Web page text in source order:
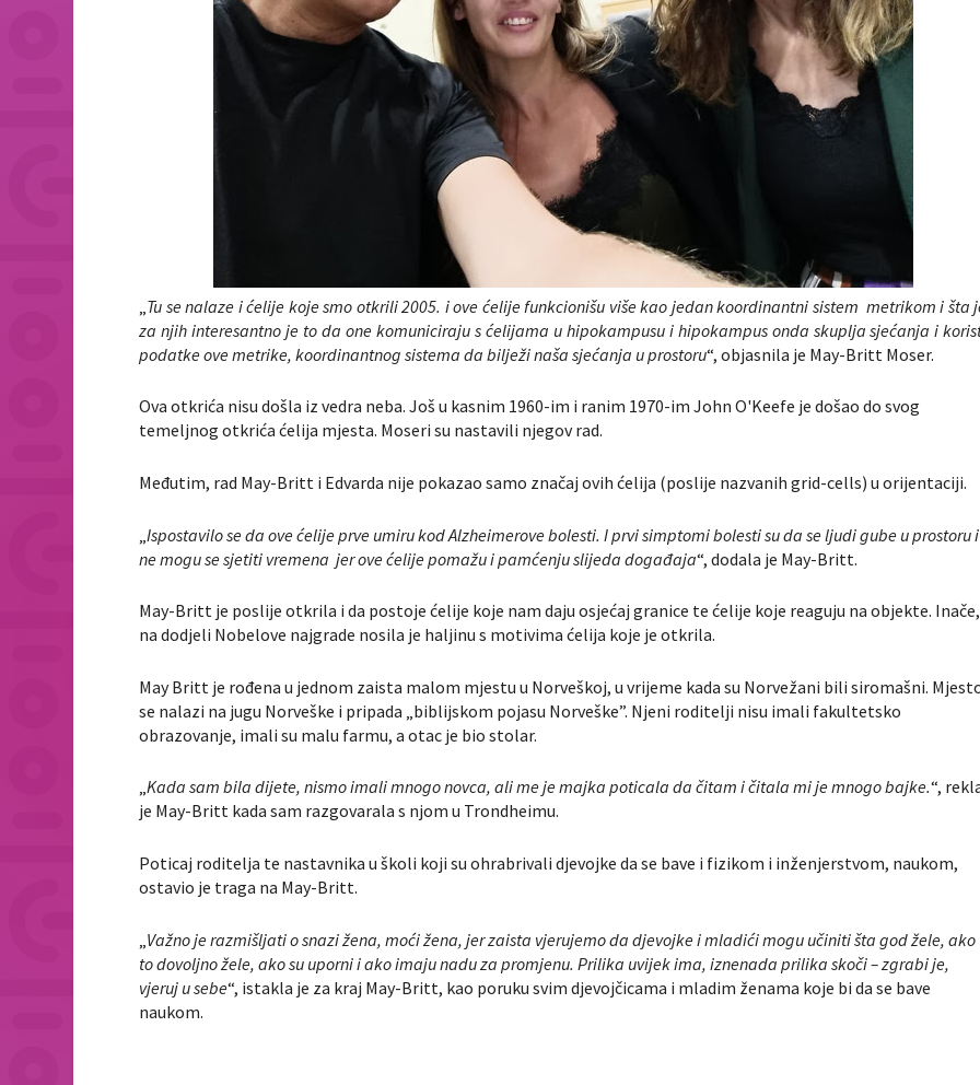
Tu se nalaze i ćelije koje smo otkrili 2005. i ove ćelije funkcionišu više kao jedan koordinantni sistem metrikom i šta
za njih interesantno je to da one komuniciraju s ćelijama u hipokampusu i hipokampus onda skuplja sjećanja i
podatke ove metrike, koordinantnog sistema da bilježi naša sjećanja u prostoru“, objasnila je May-Britt Moser.
Ova otkrića nisu došla iz vedra neba. Još u kasnim 1960-im i ranim 1970-im John O'Keefe je došao do svog
temeljnog otkrića ćelija mjesta. Moseri su nastavili njegov rad.
Međutim, rad May-Britt i Edvarda nije pokazao samo značaj ovih ćelija (poslije nazvanih grid-cells) u orijentaciji.
„Ispostavilo se da ove ćelije prve umiru kod Alzheimerove bolesti. I prvi simptomi bolesti su da se ljudi gube u prostoru i
ne mogu se sjetiti vremena jer ove ćelije pomažu i pamćenju slijeda događaja“, dodala je May-Britt.
May-Britt je poslije otkrila i da postoje ćelije koje nam daju osjećaj granice te ćelije koje reaguju na objekte. Inače,
na dodjeli Nobelove najgrade nosila je haljinu s motivima ćelija koje je otkrila.
May Britt je rođena u jednom zaista malom mjestu u Norveškoj, u vrijeme kada su Norvežani bili siromašni.
se nalazi na jugu Norveške i pripada „biblijskom pojasu Norveške”. Njeni roditelji nisu imali fakultetsko
obrazovanje, imali su malu farmu, a otac je bio stolar.
„Kada sam bila dijete, nismo imali mnogo novca, ali me je majka poticala da čitam i čitala mi je mnogo bajke.“,
je May-Britt kada sam razgovarala s njom u Trondheimu.
Poticaj roditelja te nastavnika u školi koji su ohrabrivali djevojke da se bave i fizikom i inženjerstvom, naukom,
ostavio je traga na May-Britt.
Važno je razmišljati o snazi žena, moći žena, jer zaista vjerujemo da djevojke i mladići mogu učiniti šta god žele, ako
to dovoljno žele, ako su uporni i ako imaju nadu za promjenu. Prilika uvijek ima, iznenada prilika skoči – zgrabi je,
vjeruj u sebe“, istakla je za kraj May-Britt, kao poruku svim djevojčicama i mladim ženama koje bi da se bave
naukom.